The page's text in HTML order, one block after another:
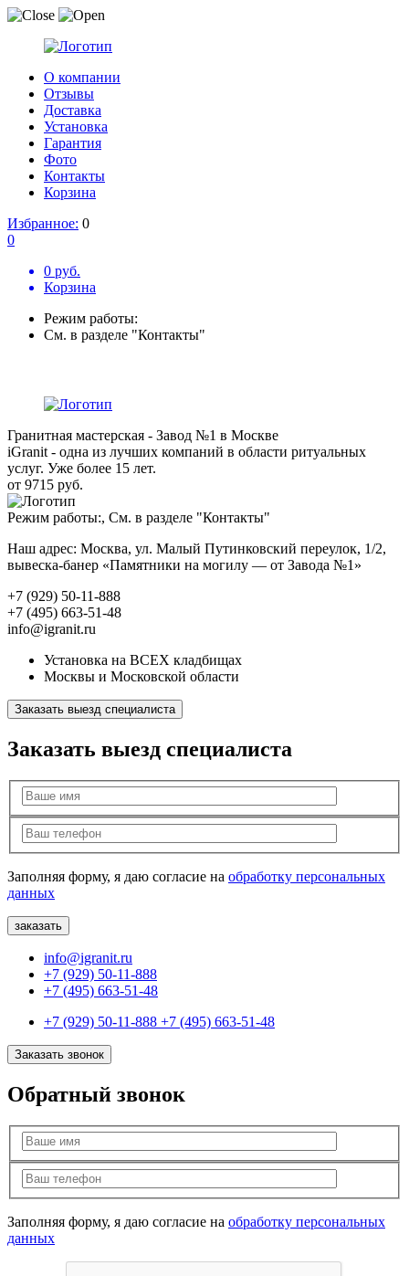
О компании
Отзывы
Доставка
Установка
Гарантия
Фото
Контакты
Корзина
Избранное: 0
0
0 руб.
Корзина
Режим работы:
См. в разделе "Контакты"
Гранитная мастерская - Завод №1 в Москве
iGranit - одна из лучших компаний в области ритуальных
услуг. Уже более 15 лет.
от 9715 руб.
Режим работы:, См. в разделе "Контакты"
Наш адрес: Москва, ул. Малый Путинковский переулок, 1/2,
вывеска-банер «Памятники на могилу — от Завода №1»
+7 (929) 50-11-888
+7 (495) 663-51-48
info@igranit.ru
Установка на ВСЕХ кладбищах
Москвы и Московской области
Заказать выезд специалиста
Заказать выезд специалиста
Заполняя форму, я даю согласие на обработку персональных
данных
info@igranit.ru
+7 (929) 50-11-888
+7 (495) 663-51-48
+7 (929) 50-11-888 +7 (495) 663-51-48
Заказать звонок
Обратный звонок
Заполняя форму, я даю согласие на обработку персональных
данных